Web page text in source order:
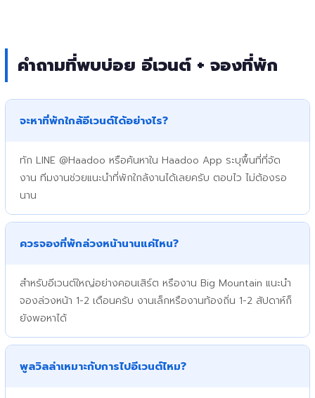
คำถามที่พบบ่อย อีเวนต์ + จองที่พัก
จะหาที่พักใกล้อีเวนต์ได้อย่างไร?
ทัก LINE @Haadoo หรือค้นหาใน Haadoo App ระบุพื้นที่ที่จัด
งาน ทีมงานช่วยแนะนำที่พักใกล้งานได้เลยครับ ตอบไว ไม่ต้องรอ
นาน
ควรจองที่พักล่วงหน้านานแค่ไหน?
สำหรับอีเวนต์ใหญ่อย่างคอนเสิร์ต หรืองาน Big Mountain แนะนำ
จองล่วงหน้า 1-2 เดือนครับ งานเล็กหรืองานท้องถิ่น 1-2 สัปดาห์ก็
ยังพอหาได้
พูลวิลล่าเหมาะกับการไปอีเวนต์ไหม?